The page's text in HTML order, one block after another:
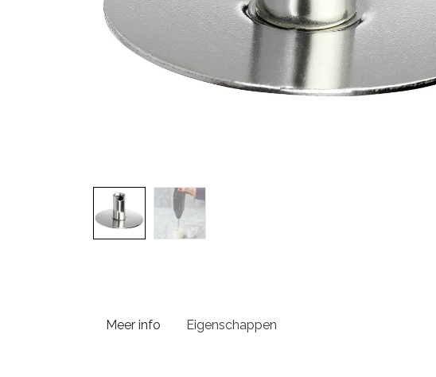
Meer info Eigenschappen